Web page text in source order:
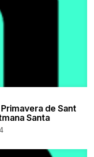
de Sant
Santa